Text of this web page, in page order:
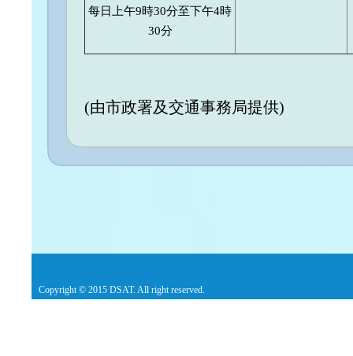
每日上午9時30分至下午4時
30分
(由市政署及交通事務局提供)
Copyright © 2015 DSAT. All right reserved.